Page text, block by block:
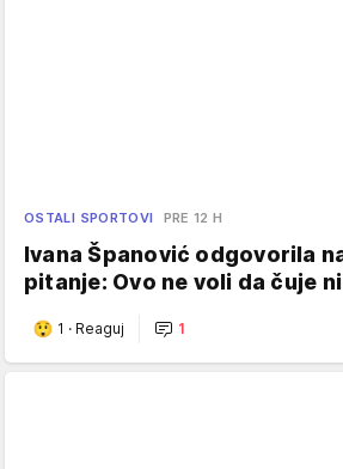
OSTALI SPORTOVI PRE 12 H
Ivana Španović odgovorila
pitanje: Ovo ne voli da čuje
1 · Reaguj 1